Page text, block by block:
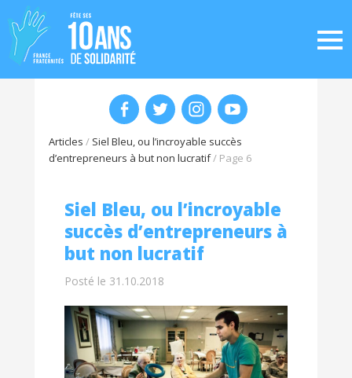
Articles / Siel Bleu, ou l’incroyable succès
d’entrepreneurs à but non lucratif/ Page 6
Siel Bleu, ou l’incroyable
succès d’entrepreneurs à
but non lucratif
Posté le 31.10.2018